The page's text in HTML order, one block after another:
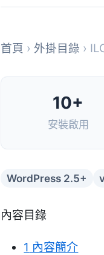
首頁 › 外掛目錄 ›
10+
安裝啟用
WordPress 2.5+
內容目錄
1 內容簡介